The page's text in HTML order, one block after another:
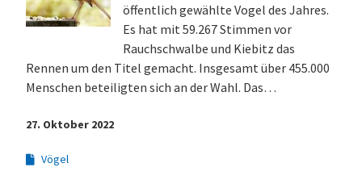
öffentlich gewählte Vogel des Jahres.
Es hat mit 59.267 Stimmen vor
Rauchschwalbe und Kiebitz das
Rennen um den Titel gemacht. Insgesamt über 455.000
Menschen beteiligten sich an der Wahl. Das…
27. Oktober 2022
Vögel